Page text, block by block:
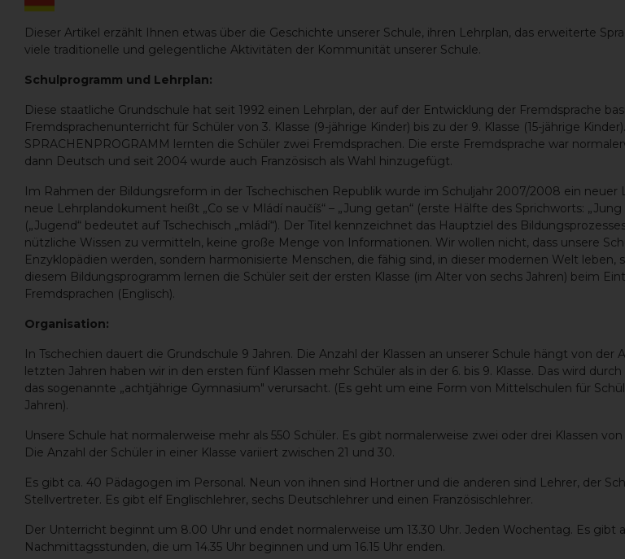
Dieser Artikel erzählt Ihnen etwas über die Geschichte unserer Schule, ihren Lehrplan, das erweiterte
viele traditionelle und gelegentliche Aktivitäten der Kommunität unserer Schule.
Schulprogramm und Lehrplan:
Diese staatliche Grundschule hat seit 1992 einen Lehrplan, der auf der Entwicklung der Fremdsprache
Fremdsprachenunterricht für Schüler von 3. Klasse (9-jährige Kinder) bis zu der 9. Klasse (15-jährige
SPRACHENPROGRAMM lernten die Schüler zwei Fremdsprachen. Die erste Fremdsprache war
dann Deutsch und seit 2004 wurde auch Französisch als Wahl hinzugefügt.
Im Rahmen der Bildungsreform in der Tschechischen Republik wurde im Schuljahr 2007/2008 ein neuer
neue Lehrplandokument heißt „Co se v Mládí naučíš“ – „Jung getan“ (erste Hälfte des Sprichworts:
(„Jugend“ bedeutet auf Tschechisch „mládí“). Der Titel kennzeichnet das Hauptziel des
nützliche Wissen zu vermitteln, keine große Menge von Informationen. Wir wollen nicht, dass unsere
Enzyklopädien werden, sondern harmonisierte Menschen, die fähig sind, in dieser modernen Welt leben,
diesem Bildungsprogramm lernen die Schüler seit der ersten Klasse (im Alter von sechs Jahren) beim
Fremdsprachen (Englisch).
Organisation:
In Tschechien dauert die Grundschule 9 Jahren. Die Anzahl der Klassen an unserer Schule hängt von der
letzten Jahren haben wir in den ersten fünf Klassen mehr Schüler als in der 6. bis 9. Klasse. Das wird
das sogenannte „achtjährige Gymnasium" verursacht. (Es geht um eine Form von Mittelschulen für
Jahren).
Unsere Schule hat normalerweise mehr als 550 Schüler. Es gibt normalerweise zwei oder drei Klassen
Die Anzahl der Schüler in einer Klasse variiert zwischen 21 und 30.
Es gibt ca. 40 Pädagogen im Personal. Neun von ihnen sind Hortner und die anderen sind Lehrer, der
Stellvertreter. Es gibt elf Englischlehrer, sechs Deutschlehrer und einen Französischlehrer.
Der Unterricht beginnt um 8.00 Uhr und endet normalerweise um 13.30 Uhr. Jeden Wochentag. Es gibt
Nachmittagsstunden, die um 14.35 Uhr beginnen und um 16.15 Uhr enden.